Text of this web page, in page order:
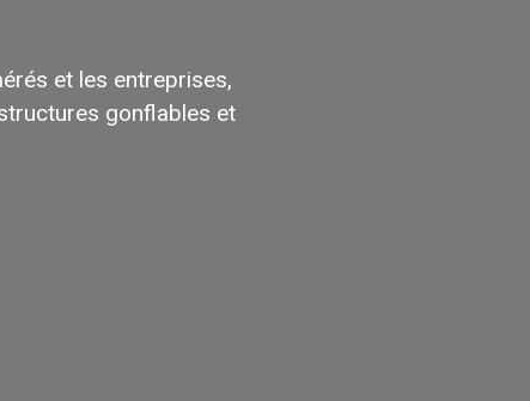
et les entreprises,
gonflables et